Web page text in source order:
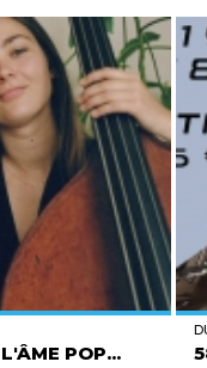
POP...